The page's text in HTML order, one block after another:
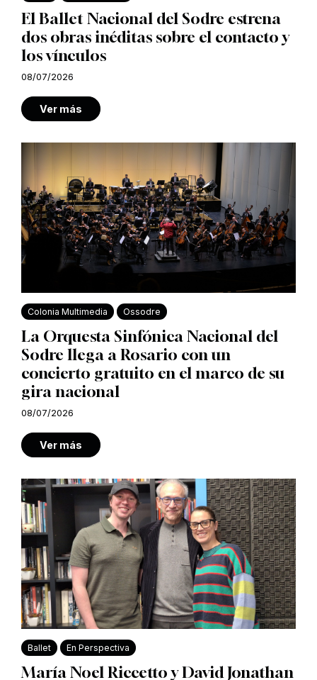
El Ballet Nacional del Sodre estrena
dos obras inéditas sobre el contacto y
los vínculos
08/07/2026
Ver más
Colonia Multimedia Ossodre
La Orquesta Sinfónica Nacional del
Sodre llega a Rosario con un
concierto gratuito en el marco de su
gira nacional
08/07/2026
Ver más
Ballet En Perspectiva
María Noel Riccetto y David Jonathan